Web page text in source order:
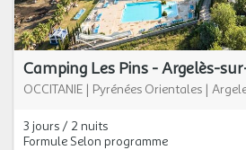
Camping Les Pins - Argelès-
OCCITANIE | Pyrénées Orientales |
3 jours / 2 nuits
Formule Selon programme